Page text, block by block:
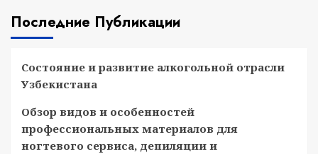
Последние Публикации
Состояние и развитие алкогольной отрасли
Узбекистана
Обзор видов и особенностей
профессиональных материалов для
ногтевого сервиса, депиляции и